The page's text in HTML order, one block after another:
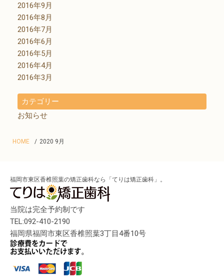
2016年9月
2016年8月
2016年7月
2016年6月
2016年5月
2016年4月
2016年3月
カテゴリー
お知らせ
HOME 2020 9月
福岡市東区香椎照葉の矯正歯科なら「てりは矯正歯科」。
当院は完全予約制です
TEL:092-410-2190
福岡県福岡市東区香椎照葉3丁目4番10号